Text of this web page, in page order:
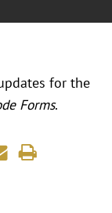
for the
Forms.